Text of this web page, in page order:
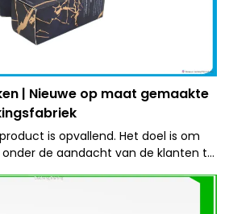
| Nieuwe op maat gemaakte
is opvallend. Het doel is om
de aandacht van de klanten te